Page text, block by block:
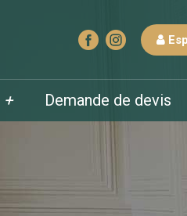
+ Demande de devis